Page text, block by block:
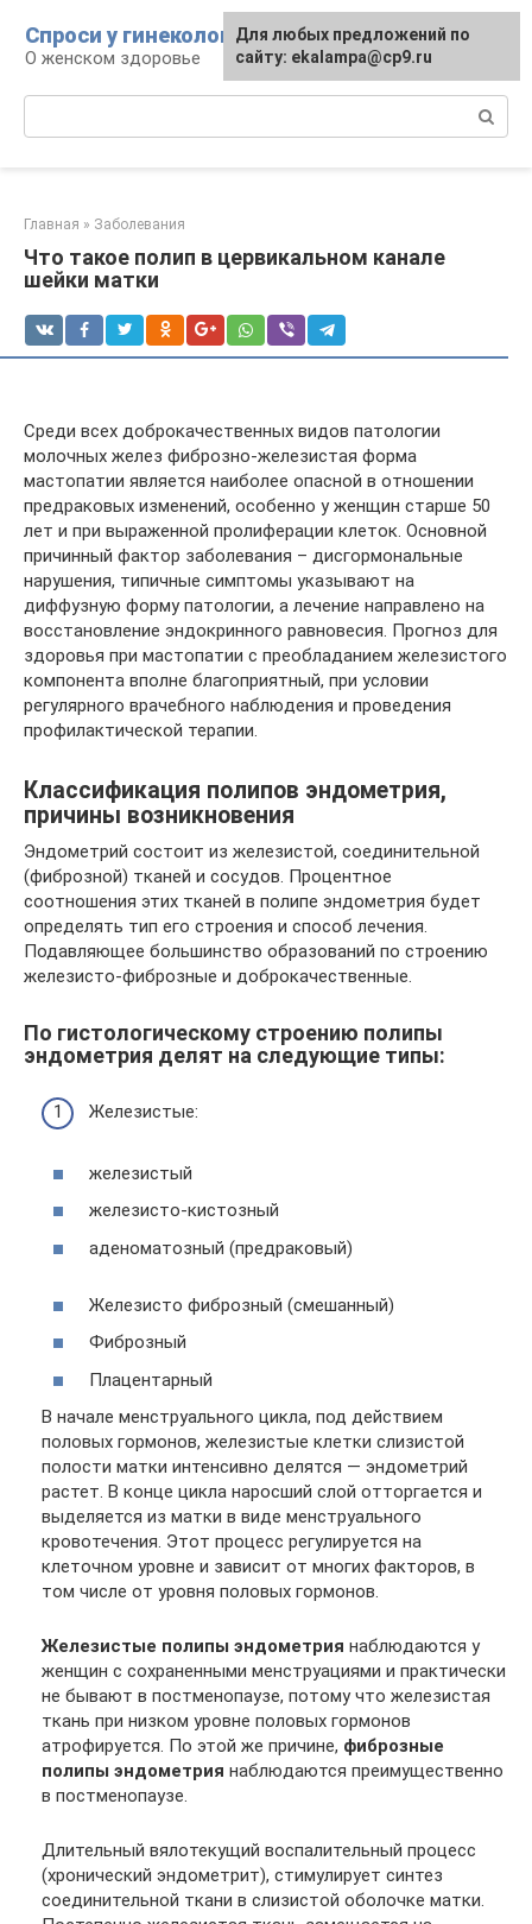
контенту
Спроси у гинеколога
О женском здоровье
Главная » Заболевания
Что такое полип в цервикальном канале
шейки матки
Среди всех доброкачественных видов патологии
молочных желез фиброзно-железистая форма
мастопатии является наиболее опасной в отношении
предраковых изменений, особенно у женщин старше 50
лет и при выраженной пролиферации клеток. Основной
причинный фактор заболевания – дисгормональные
нарушения, типичные симптомы указывают на
диффузную форму патологии, а лечение направлено на
восстановление эндокринного равновесия. Прогноз для
здоровья при мастопатии с преобладанием железистого
компонента вполне благоприятный, при условии
регулярного врачебного наблюдения и проведения
профилактической терапии.
Классификация полипов эндометрия,
причины возникновения
Эндометрий состоит из железистой, соединительной
(фиброзной) тканей и сосудов. Процентное
соотношения этих тканей в полипе эндометрия будет
определять тип его строения и способ лечения.
Подавляющее большинство образований по строению
железисто-фиброзные и доброкачественные.
По гистологическому строению полипы
эндометрия делят на следующие типы:
Железистые:
железистый
железисто-кистозный
аденоматозный (предраковый)
Железисто фиброзный (смешанный)
Фиброзный
Плацентарный
В начале менструального цикла, под действием
половых гормонов, железистые клетки слизистой
полости матки интенсивно делятся — эндометрий
растет. В конце цикла наросший слой отторгается и
выделяется из матки в виде менструального
кровотечения. Этот процесс регулируется на
клеточном уровне и зависит от многих факторов, в
том числе от уровня половых гормонов.
Железистые полипы эндометрия наблюдаются у
женщин с сохраненными менструациями и практически
не бывают в постменопаузе, потому что железистая
ткань при низком уровне половых гормонов
атрофируется. По этой же причине, фиброзные
полипы эндометрия наблюдаются преимущественно
в постменопаузе.
Длительный вялотекущий воспалительный процесс
(хронический эндометрит), стимулирует синтез
соединительной ткани в слизистой оболочке матки.
Для любых предложений по
сайту: ekalampa@cp9.ru